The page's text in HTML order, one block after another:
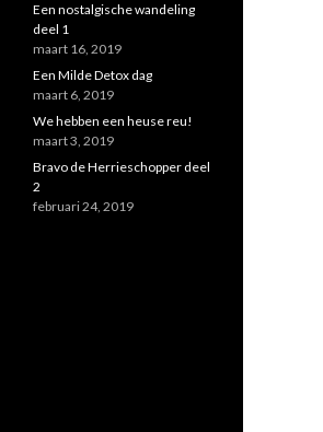
Een nostalgische wandeling
deel 1
maart 16, 2019
Een Milde Detox dag
maart 6, 2019
We hebben een heuse reu!
maart 3, 2019
Bravo de Herrieschopper deel
2
februari 24, 2019